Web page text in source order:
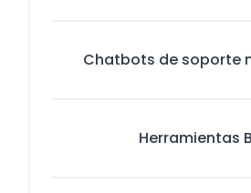
Chatbots de soporte
Herramientas